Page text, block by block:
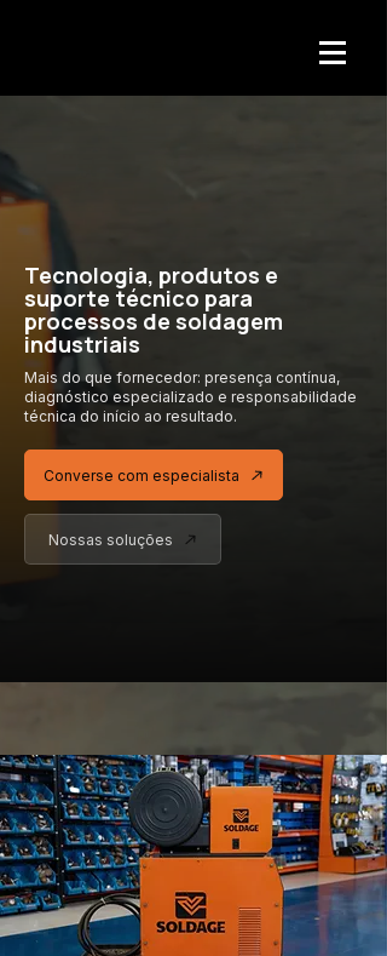
Tecnologia, produtos e
suporte técnico para
processos de soldagem
industriais
Mais do que fornecedor: presença contínua,
diagnóstico especializado e responsabilidade
técnica do início ao resultado.
Converse com especialista
Nossas soluções